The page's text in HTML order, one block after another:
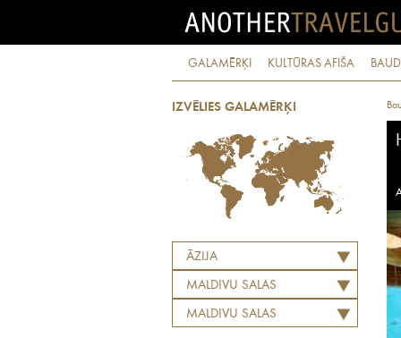
GALAMĒRĶI KULTŪRAS AFIŠA
IZVĒLIES GALAMĒRĶI
ĀZIJA
MALDIVU SALAS
MALDIVU SALAS